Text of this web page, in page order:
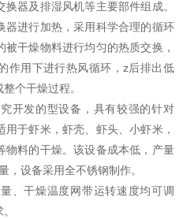
器及排湿风机等主要部件组成。
器进行加热，采用科学合理的循环
干燥物料进行均匀的热质交换，
作用下进行热风循环，z后排出低
个干燥过程。
开发的型设备，具有较强的针对
于虾米，虾壳、虾头、小虾米，
物料的干燥。该设备成本低，产量
，设备采用全不锈钢制作。
、干燥温度网带运转速度均可调